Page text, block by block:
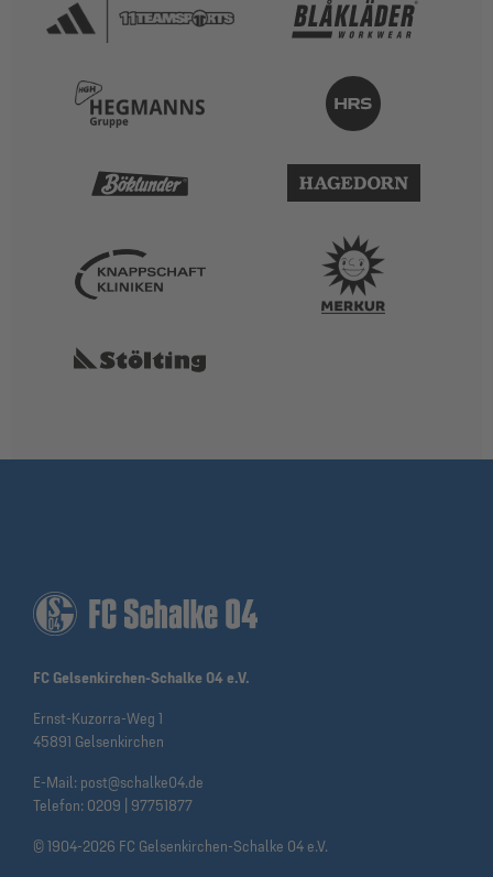
FC Gelsenkirchen-Schalke 04 e.V.
Ernst-Kuzorra-Weg 1
45891 Gelsenkirchen
E-Mail: post@schalke04.de
Telefon: 0209 | 97751877
© 1904-2026 FC Gelsenkirchen-Schalke 04 e.V.